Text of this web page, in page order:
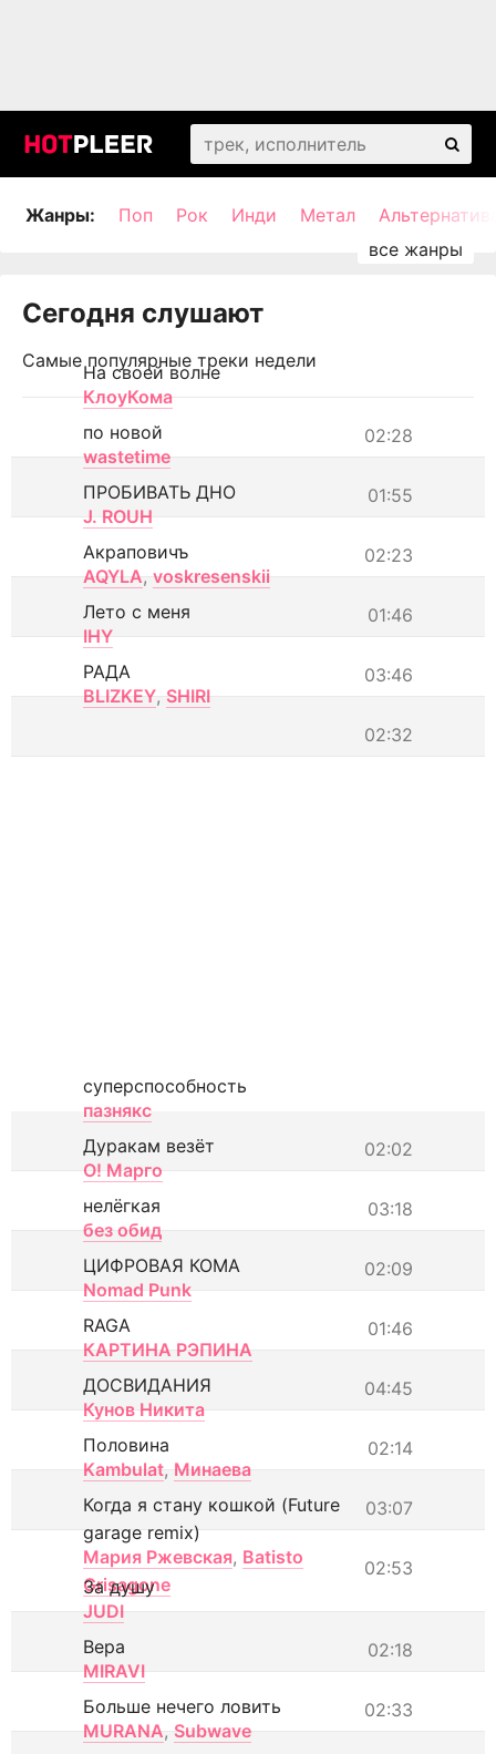
Жанры: Поп Рок Инди Метал
Сегодня слушают
Самые популярные треки недели
На своей волне
КлоуКома
02:28
по новой
wastetime
01:55
ПРОБИВАТЬ ДНО
J. ROUH
02:23
Акраповичъ
AQYLA, voskresenskii
01:46
Лето с меня
IHY
03:46
РАДА
BLIZKEY, SHIRI
02:32
суперспособность
пазнякс
02:02
Дуракам везёт
О! Марго
03:18
нелёгкая
без обид
02:09
ЦИФРОВАЯ КОМА
Nomad Punk
01:46
RAGA
КАРТИНА РЭПИНА
04:45
ДОСВИДАНИЯ
Кунов Никита
02:14
Половина
Kambulat, Минаева
03:07
Когда я стану кошкой (Future
garage remix)
Мария Ржевская, Batisto
Grisagone
02:53
За душу
JUDI
02:18
Вера
MIRAVI
02:33
Больше нечего ловить
MURANA, Subwave